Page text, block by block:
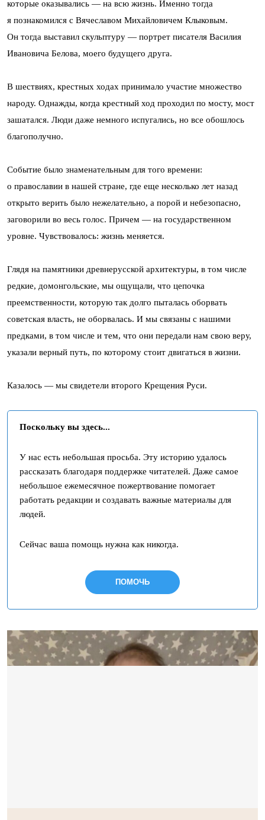
которые оказывались — на всю жизнь. Именно тогда
я познакомился с Вячеславом Михайловичем Клыковым.
Он тогда выставил скульптуру — портрет писателя Василия
Ивановича Белова, моего будущего друга.
В шествиях, крестных ходах принимало участие множество
народу. Однажды, когда крестный ход проходил по мосту, мост
зашатался. Люди даже немного испугались, но все обошлось
благополучно.
Событие было знаменательным для того времени:
о православии в нашей стране, где еще несколько лет назад
открыто верить было нежелательно, а порой и небезопасно,
заговорили во весь голос. Причем — на государственном
уровне. Чувствовалось: жизнь меняется.
Глядя на памятники древнерусской архитектуры, в том числе
редкие, домонгольские, мы ощущали, что цепочка
преемственности, которую так долго пыталась оборвать
советская власть, не оборвалась. И мы связаны с нашими
предками, в том числе и тем, что они передали нам свою веру,
указали верный путь, по которому стоит двигаться в жизни.
Казалось — мы свидетели второго Крещения Руси.
Поскольку вы здесь...
У нас есть небольшая просьба. Эту историю удалось
рассказать благодаря поддержке читателей. Даже самое
небольшое ежемесячное пожертвование помогает
работать редакции и создавать важные материалы для
людей.
Сейчас ваша помощь нужна как никогда.
ПОМОЧЬ